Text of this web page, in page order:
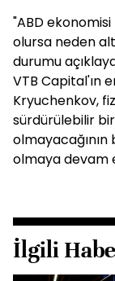
"ABD
olursa neden
durumu
VTB Capital'ın
Kryuchenkov,
sürdürülebilir
olmaya devam
İlgili